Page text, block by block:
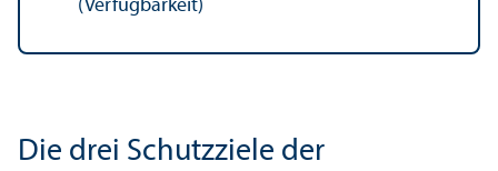
(Verfügbarkeit)
Die drei Schutz­ziele der